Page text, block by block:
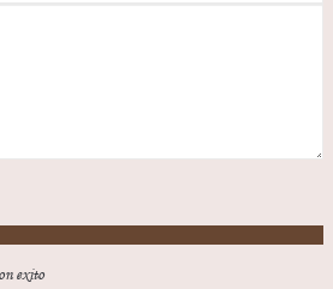
exito